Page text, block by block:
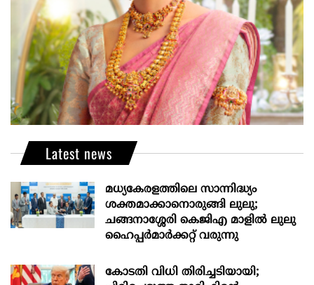
Latest news
മധ്യകേരളത്തിലെ സാന്നിദ്ധ്യം
ശക്തമാക്കാനൊരുങ്ങി ലുലു;
ചങ്ങനാശ്ശേരി കെജിഎ മാളിൽ ലുലു
ഹൈപ്പർമാർക്കറ്റ് വരുന്നു
കോടതി വിധി തിരിച്ചടിയായി;